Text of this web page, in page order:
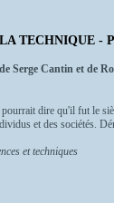
TECHNIQUE -
Serge Cantin et de
dire qu'il fut le
et des sociétés.
et techniques